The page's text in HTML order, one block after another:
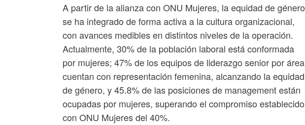
A partir de la alianza con ONU Mujeres, la equidad de género
se ha integrado de forma activa a la cultura organizacional,
con avances medibles en distintos niveles de la operación.
Actualmente, 30% de la población laboral está conformada
por mujeres; 47% de los equipos de liderazgo senior por área
cuentan con representación femenina, alcanzando la equidad
de género, y 45.8% de las posiciones de management están
ocupadas por mujeres, superando el compromiso establecido
con ONU Mujeres del 40%.